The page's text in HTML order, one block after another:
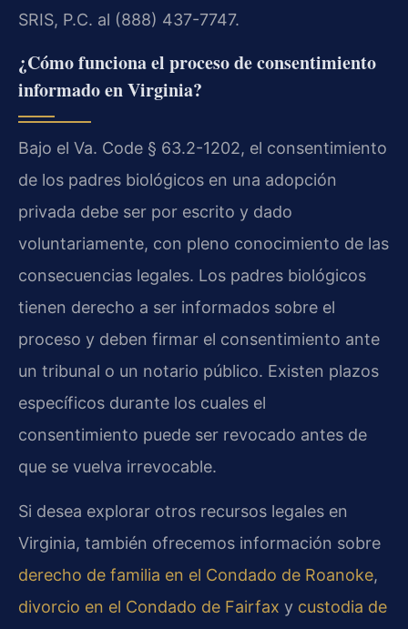
SRIS, P.C. al (888) 437-7747.
¿Cómo funciona el proceso de consentimiento
informado en Virginia?
Bajo el Va. Code § 63.2-1202, el consentimiento
de los padres biológicos en una adopción
privada debe ser por escrito y dado
voluntariamente, con pleno conocimiento de las
consecuencias legales. Los padres biológicos
tienen derecho a ser informados sobre el
proceso y deben firmar el consentimiento ante
un tribunal o un notario público. Existen plazos
específicos durante los cuales el
consentimiento puede ser revocado antes de
que se vuelva irrevocable.
Si desea explorar otros recursos legales en
Virginia, también ofrecemos información sobre
derecho de familia en el Condado de Roanoke,
divorcio en el Condado de Fairfax y custodia de